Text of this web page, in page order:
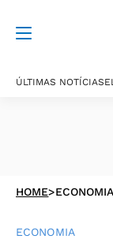
ÚLTIMAS NOTÍCIAS
HOME>ECONOMIA
ECONOMIA